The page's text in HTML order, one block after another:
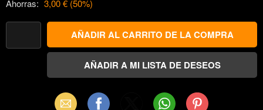
Ahorras: 3,00 € (50%)
Email Facebook WhatsAppPinterest